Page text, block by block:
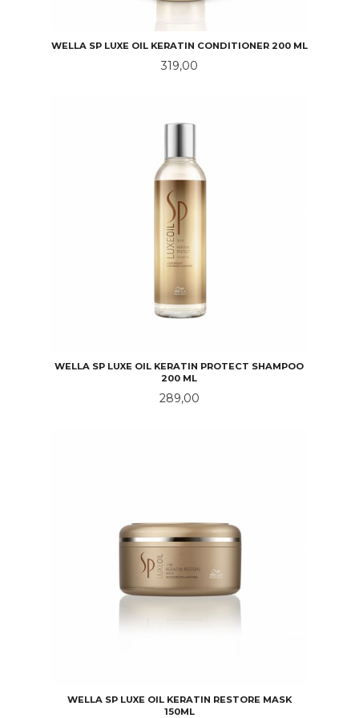
WELLA SP LUXE OIL KERATIN CONDITIONER 200 ML
Pris
319,00
WELLA SP LUXE OIL KERATIN PROTECT SHAMPOO
200 ML
Pris
289,00
WELLA SP LUXE OIL KERATIN RESTORE MASK
150ML